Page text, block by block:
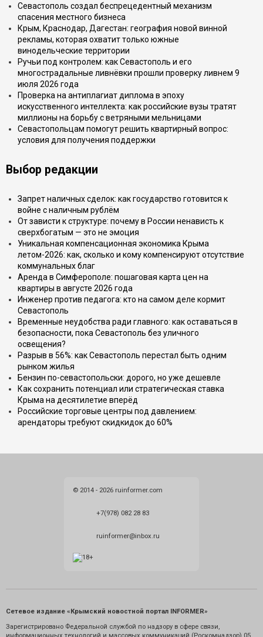
Севастополь создал беспрецедентный механизм
спасения местного бизнеса
Крым, Краснодар, Дагестан: география новой винной
рекламы, которая охватит только южные
винодельческие территории
Ручьи под контролем: как Севастополь и его
многострадальные ливнёвки прошли проверку ливнем 9
июля 2026 года
Проверка на антиплагиат диплома в эпоху
искусственного интеллекта: как российские вузы тратят
миллионы на борьбу с ветряными мельницами
Севастопольцам помогут решить квартирный вопрос:
условия для получения поддержки
Выбор редакции
Запрет наличных сделок: как государство готовится к
войне с наличным рублём
От зависти к структуре: почему в России ненависть к
сверхбогатым — это не эмоция
Уникальная компенсационная экономика Крыма
летом-2026: как, сколько и кому компенсируют отсутствие
коммунальных благ
Аренда в Симферополе: пошаговая карта цен на
квартиры в августе 2026 года
Инженер против педагога: кто на самом деле кормит
Севастополь
Временные неудобства ради главного: как оставаться в
безопасности, пока Севастополь без уличного
освещения?
Разрыв в 56%: как Севастополь перестал быть одним
рынком жилья
Бензин по-севастопольски: дорого, но уже дешевле
Как сохранить потенциал или стратегическая ставка
Крыма на десятилетие вперёд
Российские торговые центры под давлением:
арендаторы требуют скидкидок до 60%
© 2014 - 2026 ruinformer.com
+7(978) 082 28 83
ruinformer@inbox.ru
Сетевое издание «Крымский новостной портал INFORMER»
Зарегистрировано Федеральной службой по надзору в сфере связи,